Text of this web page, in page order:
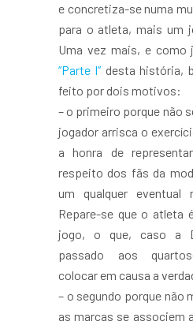
e concretiza-se numa
para o atleta, mais um
Uma vez mais, e como
“Parte I” desta história,
feito por dois motivos:
– o primeiro porque não
jogador arrisca o
a honra de
respeito dos fãs da
um qualquer eventual
Repare-se que o atleta
jogo, o que, caso a
passado aos
colocar em causa a
– o segundo porque não
as marcas se associem